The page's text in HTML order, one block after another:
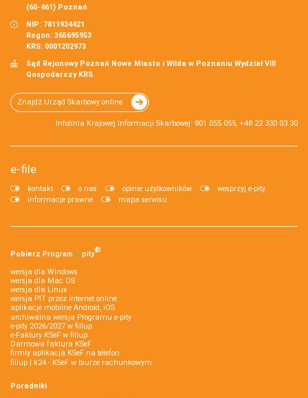
(60-461) Poznań
NIP: 7811934421
Regon: 365695953
KRS: 0001202973
Sąd Rejonowy Poznań Nowe Miasto i Wilda w Poznaniu Wydział VIII
Gospodarczy KRS.
Znajdź Urząd Skarbowy online
Infolinia Krajowej Informacji Skarbowej: 801 055 055, +48 22 330 03 30
e-file
kontakt o nas opinie użytkowników
wesprzyj e-pity
informacje prawne
mapa serwisu
Pobierz Program e‑pity®
wersja dla Windows
wersja dla Mac OS
wersja dla Linux
wersja PIT przez internet online
aplikacje mobilne Android, iOS
archiwalna wersja Programu e-pity
e-pity 2026/2027 w fillup
e‑Faktury KSeF w fillup
Darmowa faktura KSeF
firmly aplikacja KSeF na telefon
fillup | k24 - KSeF w biurze rachunkowym
Poradniki